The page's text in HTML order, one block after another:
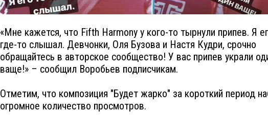
«Мне кажется, что Fifth Harmony у кого-то тырнули припев. Я
где-то слышал. Девчонки, Оля Бузова и Настя Кудри, срочно
обращайтесь в авторское сообщество! У вас припев украли
ваще!» – сообщил Воробьев подписчикам.
Отметим, что композиция "Будет жарко" за короткий период
огромное количество просмотров.